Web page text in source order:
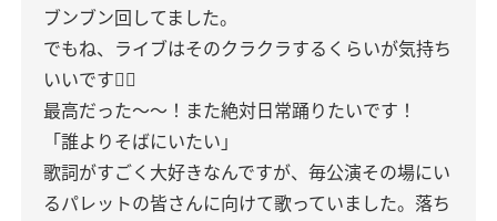
ブンブン回してました。
でもね、ライブはそのクラクラするくらいが気持ち
いいです✌🏻
最高だった〜〜！また絶対日常踊りたいです！
「誰よりそばにいたい」
歌詞がすごく大好きなんですが、毎公演その場にい
るパレットの皆さんに向けて歌っていました。落ち